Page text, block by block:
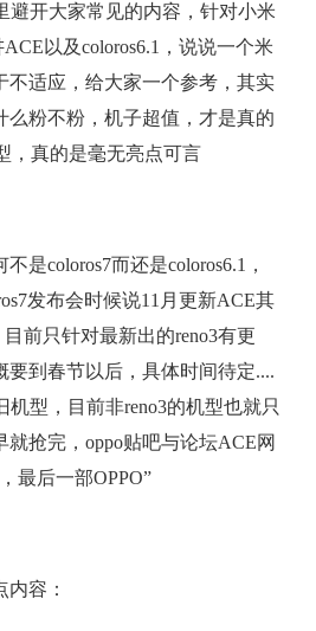
避开大家常见的内容，针对小米
以及coloros6.1，说说一个米
不适应，给大家一个参考，其实
么粉不粉，机子超值，才是真的
，真的是毫无亮点可言
是coloros7而还是coloros6.1，
发布会时候说11月更新ACE其
前只针对最新出的reno3有更
要到春节以后，具体时间待定....
型，目前非reno3的机型也就只
就抢完，oppo贴吧与论坛ACE网
最后一部OPPO”
容：